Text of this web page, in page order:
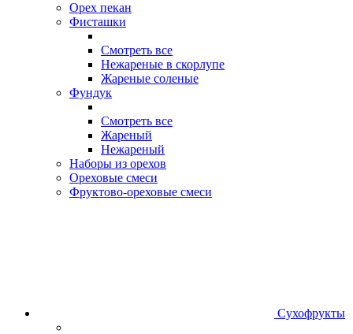
Орех пекан
Фисташки
Смотреть все
Нежареные в скорлупе
Жареные соленые
Фундук
Смотреть все
Жареный
Нежареный
Наборы из орехов
Ореховые смеси
Фруктово-ореховые смеси
Сухофрукты